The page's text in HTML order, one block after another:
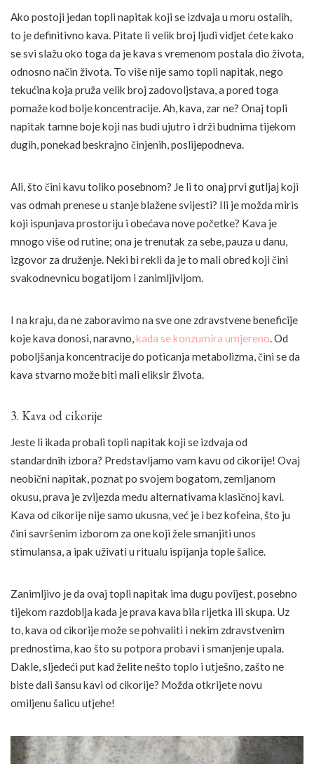
Ako postoji jedan topli napitak koji se izdvaja u moru ostalih,
to je definitivno kava. Pitate li velik broj ljudi vidjet ćete kako
se svi slažu oko toga da je kava s vremenom postala dio života,
odnosno način života. To više nije samo topli napitak, nego
tekućina koja pruža velik broj zadovoljstava, a pored toga
pomaže kod bolje koncentracije. Ah, kava, zar ne? Onaj topli
napitak tamne boje koji nas budi ujutro i drži budnima tijekom
dugih, ponekad beskrajno činjenih, poslijepodneva.
Ali, što čini kavu toliko posebnom? Je li to onaj prvi gutljaj koji
vas odmah prenese u stanje blažene svijesti? Ili je možda miris
koji ispunjava prostoriju i obećava nove početke? Kava je
mnogo više od rutine; ona je trenutak za sebe, pauza u danu,
izgovor za druženje. Neki bi rekli da je to mali obred koji čini
svakodnevnicu bogatijom i zanimljivijom.
I na kraju, da ne zaboravimo na sve one zdravstvene beneficije
koje kava donosi, naravno,kada se konzumira umjereno. Od
poboljšanja koncentracije do poticanja metabolizma, čini se da
kava stvarno može biti mali eliksir života.
3. Kava od cikorije
Jeste li ikada probali topli napitak koji se izdvaja od
standardnih izbora? Predstavljamo vam kavu od cikorije! Ovaj
neobični napitak, poznat po svojem bogatom, zemljanom
okusu, prava je zvijezda među alternativama klasičnoj kavi.
Kava od cikorije nije samo ukusna, već je i bez kofeina, što ju
čini savršenim izborom za one koji žele smanjiti unos
stimulansa, a ipak uživati u ritualu ispijanja tople šalice.
Zanimljivo je da ovaj topli napitak ima dugu povijest, posebno
tijekom razdoblja kada je prava kava bila rijetka ili skupa. Uz
to, kava od cikorije može se pohvaliti i nekim zdravstvenim
prednostima, kao što su potpora probavi i smanjenje upala.
Dakle, sljedeći put kad želite nešto toplo i utješno, zašto ne
biste dali šansu kavi od cikorije? Možda otkrijete novu
omiljenu šalicu utjehe!